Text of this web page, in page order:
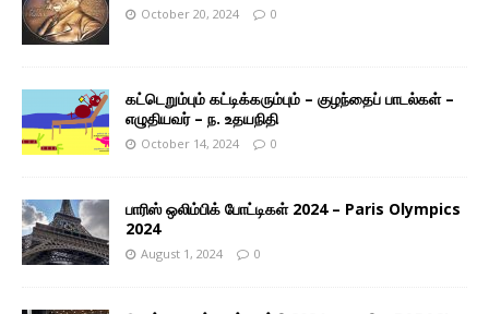
October 20, 2024 0
கட்டெறும்பும் கட்டிக்கரும்பும் – குழந்தைப் பாடல்கள் –
எழுதியவர் – ந. உதயநிதி
October 14, 2024 0
பாரிஸ் ஒலிம்பிக் போட்டிகள் 2024 – Paris Olympics
2024
August 1, 2024 0